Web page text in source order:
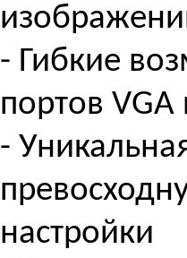
- Гибкие
портов VGA
-
настройки